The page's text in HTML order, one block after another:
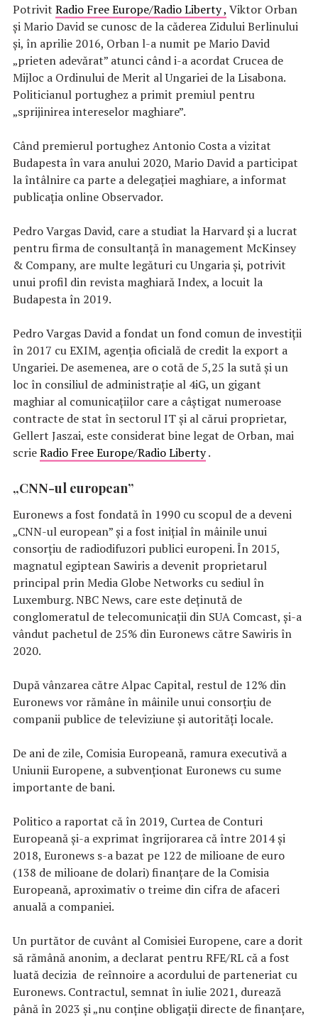
Potrivit Radio Free Europe/Radio Liberty , Viktor Orban
și Mario David se cunosc de la căderea Zidului Berlinului
și, în aprilie 2016, Orban l-a numit pe Mario David
„prieten adevărat” atunci când i-a acordat Crucea de
Mijloc a Ordinului de Merit al Ungariei de la Lisabona.
Politicianul portughez a primit premiul pentru
„sprijinirea intereselor maghiare”.
Când premierul portughez Antonio Costa a vizitat
Budapesta în vara anului 2020, Mario David a participat
la întâlnire ca parte a delegației maghiare, a informat
publicația online Observador.
Pedro Vargas David, care a studiat la Harvard și a lucrat
pentru firma de consultanță în management McKinsey
& Company, are multe legături cu Ungaria și, potrivit
unui profil din revista maghiară Index, a locuit la
Budapesta în 2019.
Pedro Vargas David a fondat un fond comun de investiții
în 2017 cu EXIM, agenția oficială de credit la export a
Ungariei. De asemenea, are o cotă de 5,25 la sută și un
loc în consiliul de administrație al 4iG, un gigant
maghiar al comunicațiilor care a câștigat numeroase
contracte de stat în sectorul IT și al cărui proprietar,
Gellert Jaszai, este considerat bine legat de Orban, mai
scrieRadio Free Europe/Radio Liberty.
„CNN-ul european”
Euronews a fost fondată în 1990 cu scopul de a deveni
„CNN-ul european” și a fost inițial în mâinile unui
consorțiu de radiodifuzori publici europeni. În 2015,
magnatul egiptean Sawiris a devenit proprietarul
principal prin Media Globe Networks cu sediul în
Luxemburg. NBC News, care este deținută de
conglomeratul de telecomunicații din SUA Comcast, și-a
vândut pachetul de 25% din Euronews către Sawiris în
2020.
După vânzarea către Alpac Capital, restul de 12% din
Euronews vor rămâne în mâinile unui consorțiu de
companii publice de televiziune și autorități locale.
De ani de zile, Comisia Europeană, ramura executivă a
Uniunii Europene, a subvenționat Euronews cu sume
importante de bani.
Politico a raportat că în 2019, Curtea de Conturi
Europeană și-a exprimat îngrijorarea că între 2014 și
2018, Euronews s-a bazat pe 122 de milioane de euro
(138 de milioane de dolari) finanțare de la Comisia
Europeană, aproximativ o treime din cifra de afaceri
anuală a companiei.
Un purtător de cuvânt al Comisiei Europene, care a dorit
să rămână anonim, a declarat pentru RFE/RL că a fost
luată decizia de reînnoire a acordului de parteneriat cu
Euronews. Contractul, semnat în iulie 2021, durează
până în 2023 și „nu conține obligații directe de finanțare,